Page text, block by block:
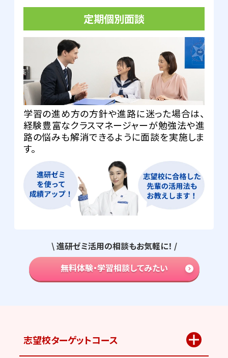
定期個別面談
学習の進め方の方針や進路に迷った場合は、
経験豊富なクラスマネージャーが勉強法や進
路の悩みも解消できるように面談を実施しま
す。
\ 進研ゼミ活用の相談もお気軽に！ /
無料体験・学習相談してみたい
志望校ターゲットコース